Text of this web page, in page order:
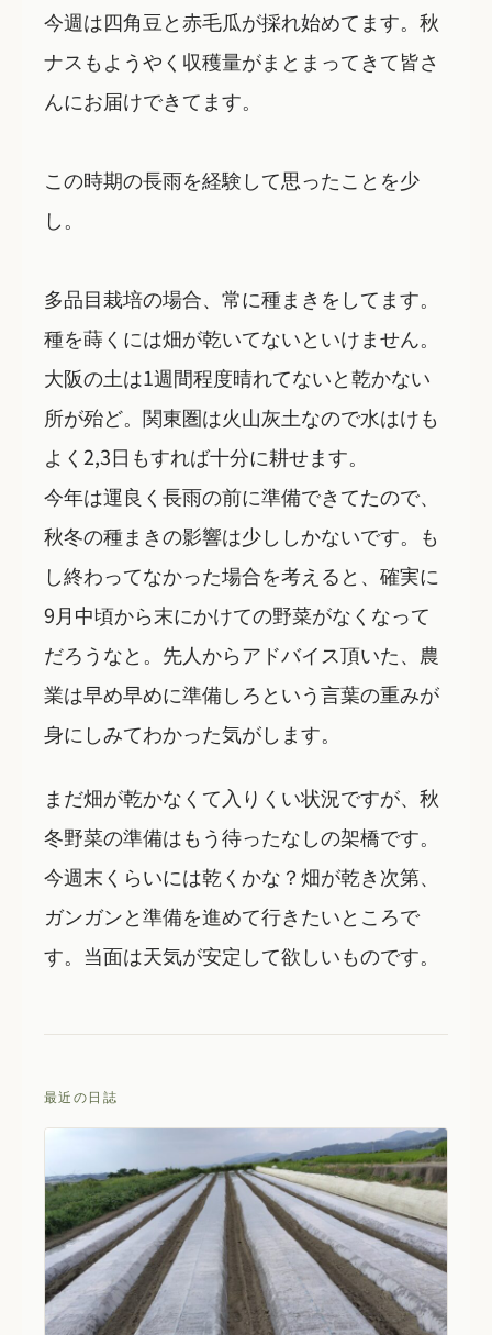
今週は四角豆と赤毛瓜が採れ始めてます。秋
ナスもようやく収穫量がまとまってきて皆さ
んにお届けできてます。
この時期の長雨を経験して思ったことを少
し。
多品目栽培の場合、常に種まきをしてます。
種を蒔くには畑が乾いてないといけません。
大阪の土は1週間程度晴れてないと乾かない
所が殆ど。関東圏は火山灰土なので水はけも
よく2,3日もすれば十分に耕せます。
今年は運良く長雨の前に準備できてたので、
秋冬の種まきの影響は少ししかないです。も
し終わってなかった場合を考えると、確実に
9月中頃から末にかけての野菜がなくなって
だろうなと。先人からアドバイス頂いた、農
業は早め早めに準備しろという言葉の重みが
身にしみてわかった気がします。
まだ畑が乾かなくて入りくい状況ですが、秋
冬野菜の準備はもう待ったなしの架橋です。
今週末くらいには乾くかな？畑が乾き次第、
ガンガンと準備を進めて行きたいところで
す。当面は天気が安定して欲しいものです。
最近の日誌